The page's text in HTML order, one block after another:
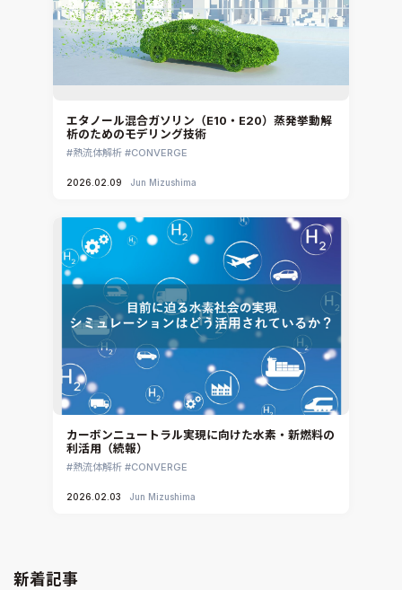
エタノール混合ガソリン（E10・E20）蒸発挙動解
析のためのモデリング技術
熱流体解析 CONVERGE
2026.02.09 Jun Mizushima
カーボンニュートラル実現に向けた水素・新燃料の
利活用（続報）
熱流体解析 CONVERGE
2026.02.03 Jun Mizushima
新着記事